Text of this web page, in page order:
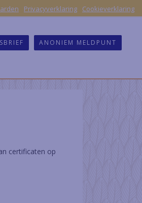
Privacyverklaring Cookieverklaring
ANONIEM MELDPUNT
certificaten op